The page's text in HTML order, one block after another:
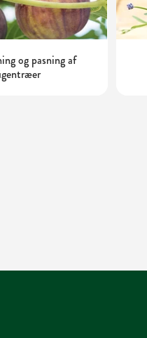
og pasning af